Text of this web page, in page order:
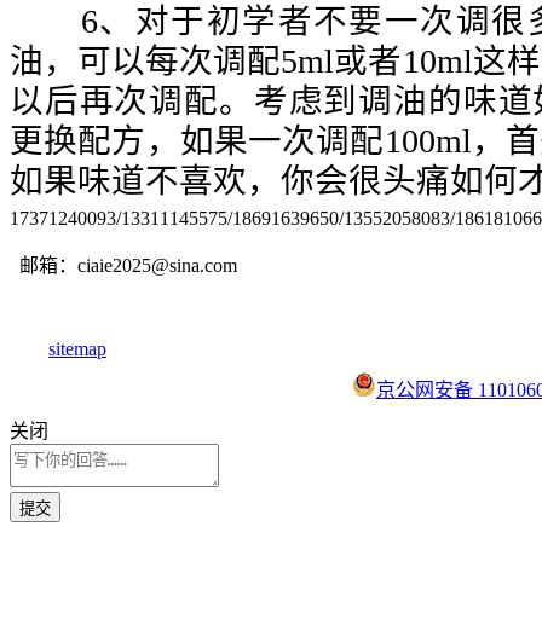
6、对于初学者不要一次调很
油，可以每次调配5ml或者10ml这
以后再次调配。考虑到调油的味
更换配方，如果一次调配100ml，
如果味道不喜欢，你会很头痛如何
17371240093/13311145575/18691639650/13552058083/
邮箱：ciaie2025@sina.com
sitemap
京公网安备
关闭
提交